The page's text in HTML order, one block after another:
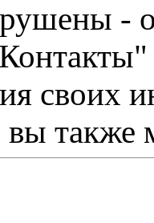
-
своих
также